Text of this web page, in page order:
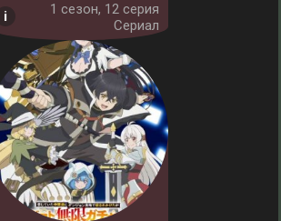
1 cезон, 12 серия
Сериал